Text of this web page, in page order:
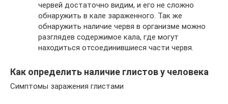
червей достаточно видим, и его не сложно
обнаружить в кале зараженного. Так же
обнаружить наличие червя в организме можно
разглядев содержимое кала, где могут
находиться отсоединившиеся части червя.
Как определить наличие глистов у человека
Симптомы заражения глистами